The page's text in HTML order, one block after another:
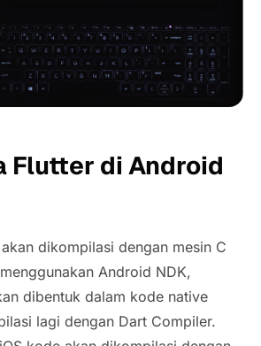
Flutter di Android
dikompilasi dengan mesin C
Android NDK,
dibentuk dalam kode native
lagi dengan Dart Compiler.